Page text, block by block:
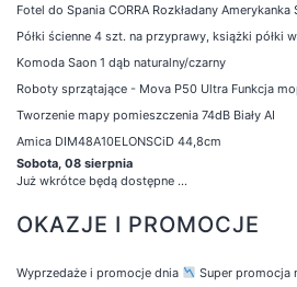
Fotel do Spania CORRA Rozkładany
Półki ścienne 4 szt. na przyprawy, książki półki
Komoda Saon 1 dąb naturalny/czarny
Roboty sprzątające - Mova P50 Ultra Funkcja
Tworzenie mapy pomieszczenia 74dB Biały AI
Amica DIM48A10ELONSCiD 44,8cm
Sobota, 08 sierpnia
Już wkrótce będą dostępne ...
OKAZJE I PROMOCJE
Wyprzedaże i promocje dnia
Super promocja